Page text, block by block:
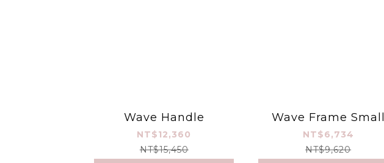
Wave Handle
NT$12,360
NT$15,450
Wave Frame Small
NT$6,734
NT$9,620